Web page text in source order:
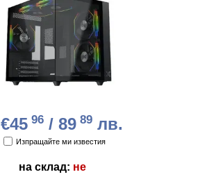
€45 96/ 8989лв.
Изпращайте ми известия
на склад: не